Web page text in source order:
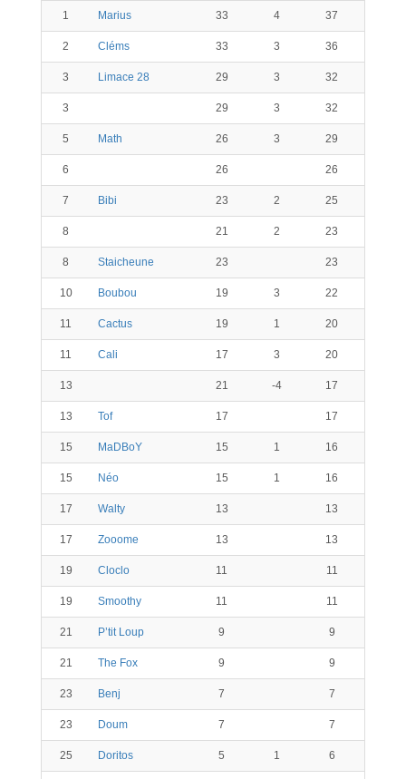
1 Marius 33 4 37
2 Cléms 33 3 36
3 Limace 28 29 3 32
3 29 3 32
5 Math 26 3 29
6 26 26
7 Bibi 23 2 25
8 21 2 23
8 Staicheune 23 23
10 Boubou 19 3 22
11 Cactus 19 1 20
11 Cali 17 3 20
13 21 -4 17
13 Tof 17 17
15 MaDBoY 15 1 16
15 Néo 15 1 16
17 Walty 13 13
17 Zooome 13 13
19 Cloclo 11 11
19 Smoothy 11 11
21 P’tit Loup 9 9
21 The Fox 9 9
23 Benj 7 7
23 Doum 7 7
25 Doritos 5 1 6